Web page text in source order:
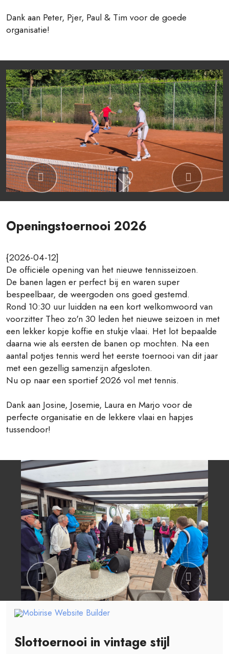
Dank aan Peter, Pjer, Paul & Tim voor de goede
organisatie!
Previous Next
Openingstoernooi 2026
{2026-04-12]
De officiële opening van het nieuwe tennisseizoen.
De banen lagen er perfect bij en waren super
bespeelbaar, de weergoden ons goed gestemd.
Rond 10:30 uur luidden na een kort welkomwoord van
voorzitter Theo zo'n 30 leden het nieuwe seizoen in met
een lekker kopje koffie en stukje vlaai. Het lot bepaalde
daarna wie als eersten de banen op mochten. Na een
aantal potjes tennis werd het eerste toernooi van dit jaar
met een gezellig samenzijn afgesloten.
Nu op naar een sportief 2026 vol met tennis.
Dank aan Josine, Josemie, Laura en Marjo voor de
perfecte organisatie en de lekkere vlaai en hapjes
tussendoor!
Previous Next
Slottoernooi in vintage stijl